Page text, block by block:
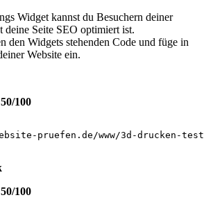
Widget kannst du Besuchern deiner
deine Seite SEO optimiert ist.
den Widgets stehenden Code und füge in
Website ein.
100
pruefen.de/www/3d-drucken-
100